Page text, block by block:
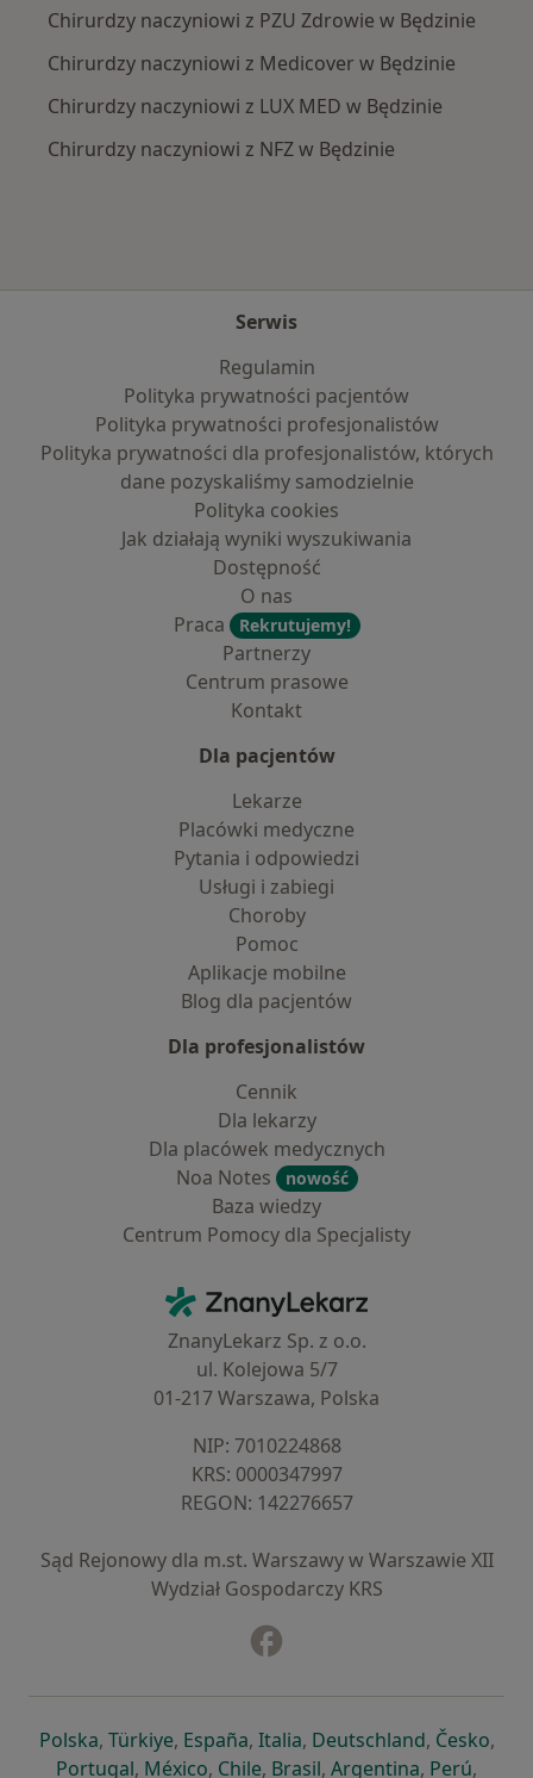
Chirurdzy naczyniowi z PZU Zdrowie w Będzinie
Chirurdzy naczyniowi z Medicover w Będzinie
Chirurdzy naczyniowi z LUX MED w Będzinie
Chirurdzy naczyniowi z NFZ w Będzinie
Serwis
Regulamin
Polityka prywatności pacjentów
Polityka prywatności profesjonalistów
Polityka prywatności dla profesjonalistów, których
dane pozyskaliśmy samodzielnie
Polityka cookies
Jak działają wyniki wyszukiwania
Dostępność
O nas
Praca
Rekrutujemy!
Partnerzy
Centrum prasowe
Kontakt
Dla pacjentów
Lekarze
Placówki medyczne
Pytania i odpowiedzi
Usługi i zabiegi
Choroby
Pomoc
Aplikacje mobilne
Blog dla pacjentów
Dla profesjonalistów
Cennik
Dla lekarzy
Dla placówek medycznych
Noa Notes
nowość
Baza wiedzy
Centrum Pomocy dla Specjalisty
ZnanyLekarz - Strona główna
ZnanyLekarz Sp. z o.o.
ul. Kolejowa 5/7
01-217 Warszawa, Polska
NIP: ⁠7010224868
KRS: ⁠0000347997
REGON: ⁠142276657
Sąd Rejonowy dla m.st. Warszawy w Warszawie XII
Wydział Gospodarczy KRS
Polskaotwiera się w nowej karcie
, Türkiyeotwiera się w nowej karcie
, Españaotwiera się w nowej karcie
, Italiaotwiera się w nowej
, Deutschlandotwiera się
, Česko,
Portugalotwiera się w nowej karcie
, Méxicootwiera się w nowej karcie
, Chileotwiera się w nowej karcie
, Brasilotwiera się w nowej
, Argentinaotwiera się
, Perú,